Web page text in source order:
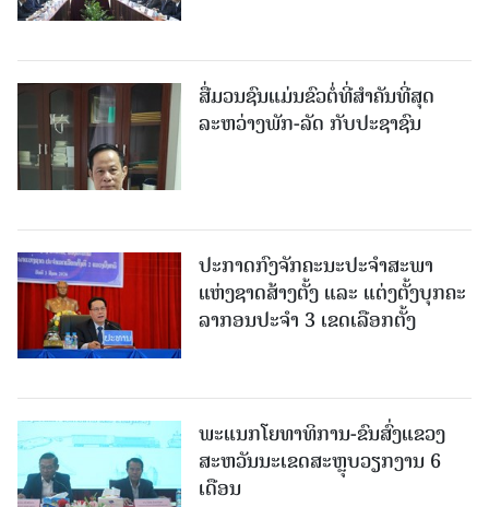
ສື່ມວນຊົນແມ່ນຂົວຕໍ່ທີ່ສໍາຄັນທີ່ສຸດ
ລະຫວ່າງພັກ-ລັດ ກັບປະຊາຊົນ
ປະກາດກົງຈັກຄະນະປະຈໍາສະພາ
ແຫ່ງຊາດສ້າງຕັ້ງ ແລະ ແຕ່ງຕັ້ງບຸກຄະ
ລາກອນປະຈໍາ 3 ເຂດເລືອກຕັ້ງ
ພະແນກໂຍທາທິການ-ຂົນສົ່ງແຂວງ
ສະຫວັນນະເຂດສະຫຼຸບວຽກງານ 6
ເດືອນ